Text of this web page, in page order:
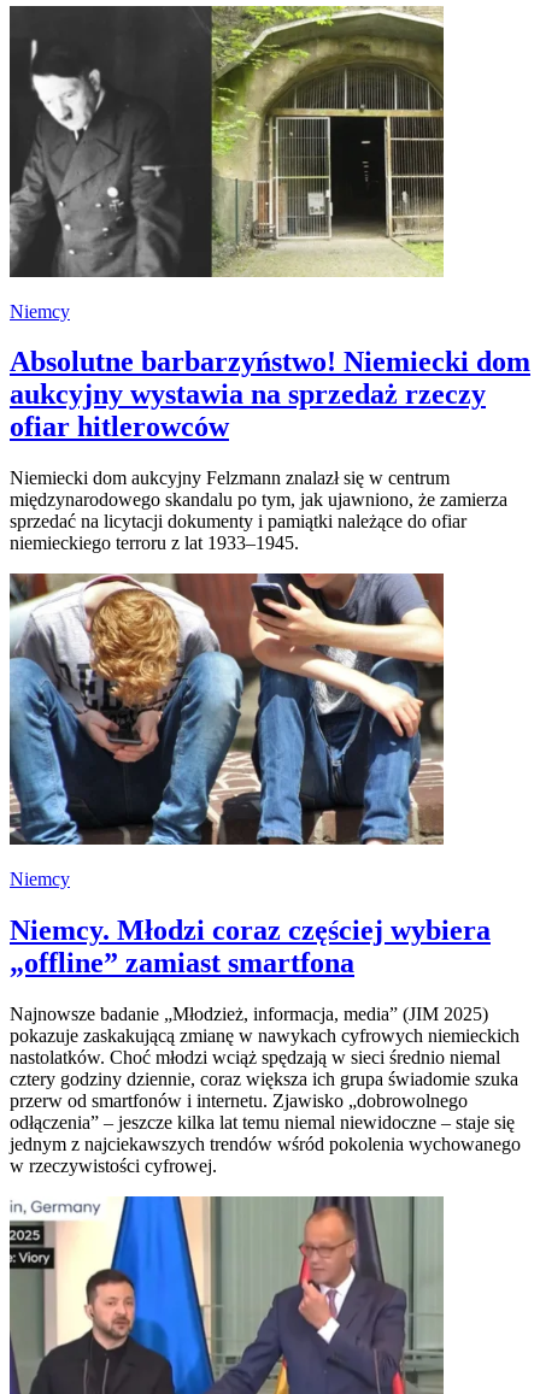
Niemcy
Absolutne barbarzyństwo! Niemiecki dom
aukcyjny wystawia na sprzedaż rzeczy
ofiar hitlerowców
Niemiecki dom aukcyjny Felzmann znalazł się w centrum
międzynarodowego skandalu po tym, jak ujawniono, że zamierza
sprzedać na licytacji dokumenty i pamiątki należące do ofiar
niemieckiego terroru z lat 1933–1945.
Niemcy
Niemcy. Młodzi coraz częściej wybiera
„offline” zamiast smartfona
Najnowsze badanie „Młodzież, informacja, media” (JIM 2025)
pokazuje zaskakującą zmianę w nawykach cyfrowych niemieckich
nastolatków. Choć młodzi wciąż spędzają w sieci średnio niemal
cztery godziny dziennie, coraz większa ich grupa świadomie szuka
przerw od smartfonów i internetu. Zjawisko „dobrowolnego
odłączenia” – jeszcze kilka lat temu niemal niewidoczne – staje się
jednym z najciekawszych trendów wśród pokolenia wychowanego
w rzeczywistości cyfrowej.